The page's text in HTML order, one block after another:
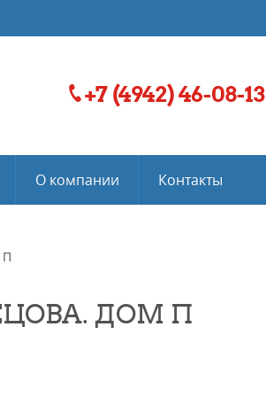
+7 (4942) 46-08-13
О компании Контакты
П
ДОМ П